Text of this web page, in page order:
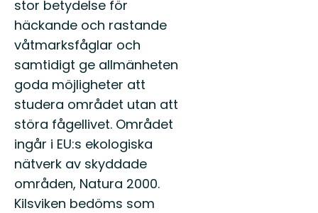
stor betydelse för
häckande och rastande
våtmarksfåglar och
samtidigt ge allmänheten
goda möjligheter att
studera området utan att
störa fågellivet. Området
ingår i EU:s ekologiska
nätverk av skyddade
områden, Natura 2000.
Kilsviken bedöms som